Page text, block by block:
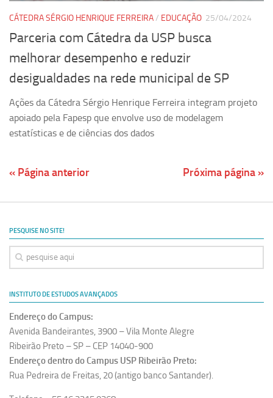
CÁTEDRA SÉRGIO HENRIQUE FERREIRA/ EDUCAÇÃO 25/04/2024
Parceria com Cátedra da USP busca
melhorar desempenho e reduzir
desigualdades na rede municipal de SP
Ações da Cátedra Sérgio Henrique Ferreira integram projeto
apoiado pela Fapesp que envolve uso de modelagem
estatísticas e de ciências dos dados
« Página anterior Próxima página »
PESQUISE NO SITE!
INSTITUTO DE ESTUDOS AVANÇADOS
Endereço do Campus:
Avenida Bandeirantes, 3900 – Vila Monte Alegre
Ribeirão Preto – SP – CEP 14040-900
Endereço dentro do Campus USP Ribeirão Preto:
Rua Pedreira de Freitas, 20 (antigo banco Santander).